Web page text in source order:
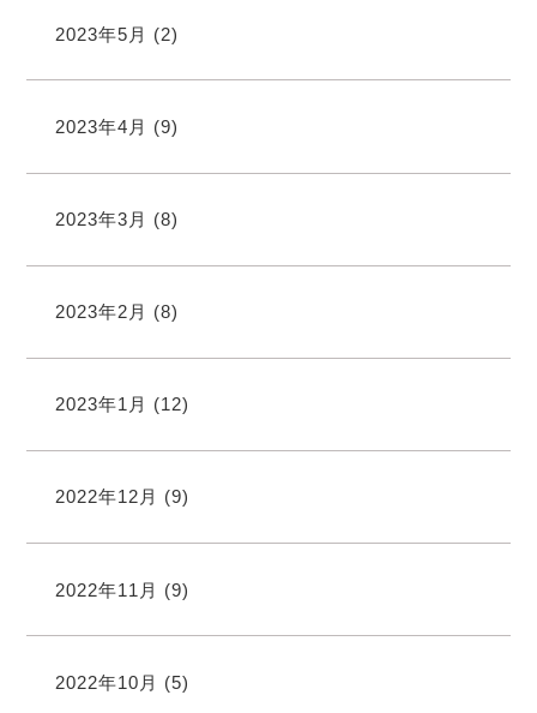
2023年5月 (2)
2023年4月 (9)
2023年3月 (8)
2023年2月 (8)
2023年1月 (12)
2022年12月 (9)
2022年11月 (9)
2022年10月 (5)